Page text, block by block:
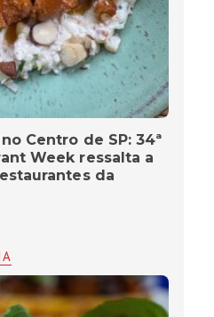
Centro de SP: 34ª
Week ressalta a
da